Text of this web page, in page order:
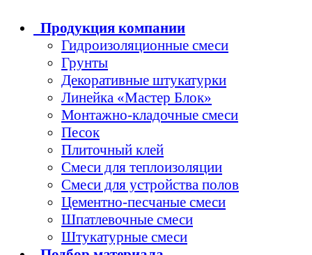
Продукция компании
Гидроизоляционные смеси
Грунты
Декоративные штукатурки
Линейка «Мастер Блок»
Монтажно-кладочные смеси
Песок
Плиточный клей
Смеси для теплоизоляции
Смеси для устройства полов
Цементно-песчаные смеси
Шпатлевочные смеси
Штукатурные смеси